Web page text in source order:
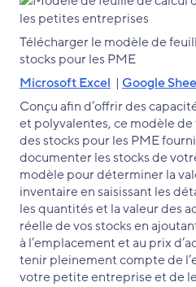
Télécharger le modèle de
stocks pour les PME
Microsoft Excel | Google
Conçu afin d’offrir des
et polyvalentes, ce modèle
des stocks pour les PME
documenter les stocks de
modèle pour déterminer la
inventaire en saisissant les
les quantités et la valeur des
réelle de vos stocks en
à l’emplacement et au prix
tenir pleinement compte de
votre petite entreprise et de